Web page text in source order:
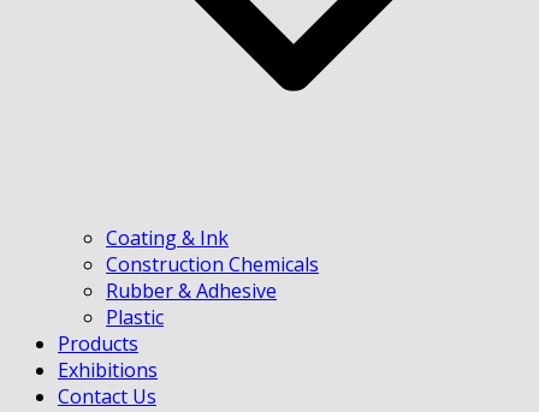
Coating & Ink
Construction Chemicals
Rubber & Adhesive
Plastic
Products
Exhibitions
Contact Us